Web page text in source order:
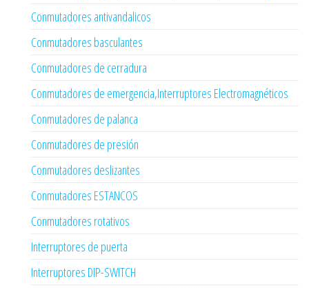
Conmutadores antivandalicos
Conmutadores basculantes
Conmutadores de cerradura
Conmutadores de emergencia,Interruptores Electromagnéticos
Conmutadores de palanca
Conmutadores de presión
Conmutadores deslizantes
Conmutadores ESTANCOS
Conmutadores rotativos
Interruptores de puerta
Interruptores DIP-SWITCH